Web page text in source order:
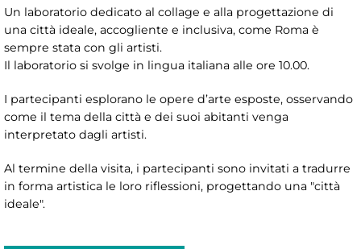
Un laboratorio dedicato al collage e alla progettazione di
una città ideale, accogliente e inclusiva, come Roma è
sempre stata con gli artisti.
Il laboratorio si svolge in lingua italiana alle ore 10.00.
I partecipanti esplorano le opere d’arte esposte, osservando
come il tema della città e dei suoi abitanti venga
interpretato dagli artisti.
Al termine della visita, i partecipanti sono invitati a tradurre
in forma artistica le loro riflessioni, progettando una "città
ideale".